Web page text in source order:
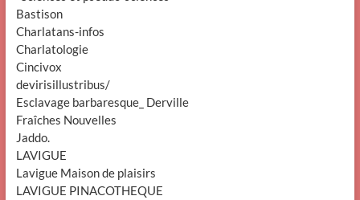
Bastison
Charlatans-infos
Charlatologie
Cincivox
devirisillustribus/
Esclavage barbaresque_ Derville
Fraîches Nouvelles
Jaddo.
LAVIGUE
Lavigue Maison de plaisirs
LAVIGUE PINACOTHEQUE